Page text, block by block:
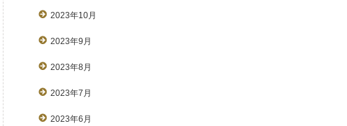
2023年10月
2023年9月
2023年8月
2023年7月
2023年6月